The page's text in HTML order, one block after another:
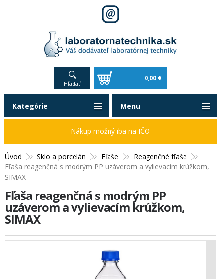
Hľadať
0,00 €
Úvod Sklo a porcelán Fľaše
Reagenčné fľaše
Fľaša reagenčná s modrým PP uzáverom a vylievacím krúžkom,
SIMAX
Fľaša reagenčná s modrým PP
uzáverom a vylievacím krúžkom,
SIMAX
Kategórie
Nákup možný iba na IČO
Menu